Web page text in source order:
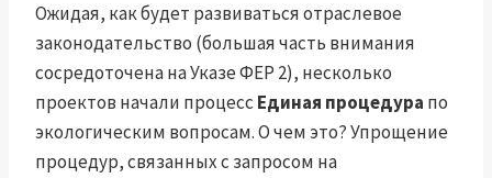
Ожидая, как будет развиваться отраслевое
законодательство (большая часть внимания
сосредоточена на Указе ФЕР 2), несколько
проектов начали процесс Единая процедура по
экологическим вопросам. О чем это? Упрощение
процедур, связанных с запросом на